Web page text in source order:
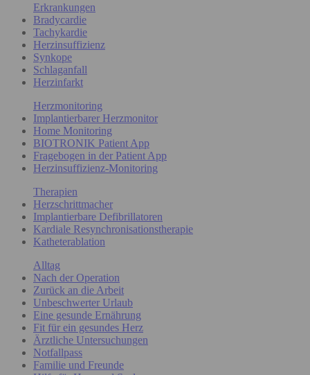
Erkrankungen
Bradycardie
Tachykardie
Herzinsuffizienz
Synkope
Schlaganfall
Herzinfarkt
Herzmonitoring
Implantierbarer Herzmonitor
Home Monitoring
BIOTRONIK Patient App
Fragebogen in der Patient App
Herzinsuffizienz-Monitoring
Therapien
Herzschrittmacher
Implantierbare Defibrillatoren
Kardiale Resynchronisationstherapie
Katheterablation
Alltag
Nach der Operation
Zurück an die Arbeit
Unbeschwerter Urlaub
Eine gesunde Ernährung
Fit für ein gesundes Herz
Ärztliche Untersuchungen
Notfallpass
Familie und Freunde